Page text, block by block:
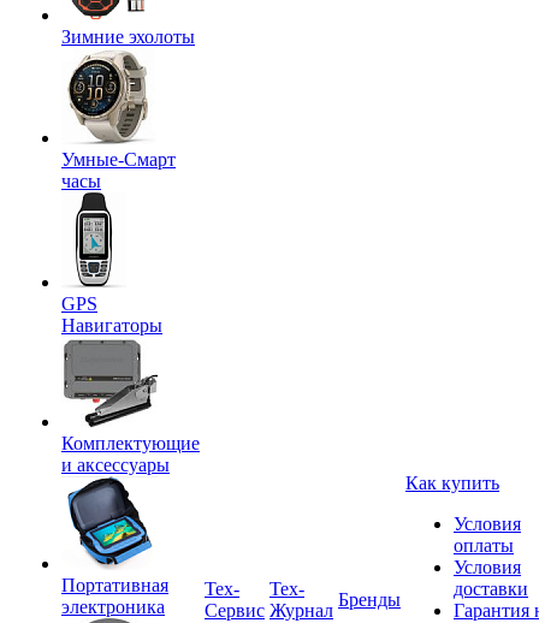
Зимние эхолоты
Умные-Смарт
часы
GPS
Навигаторы
Комплектующие
и аксессуары
Портативная
электроника
Tex-
Сервис
Тех-
Журнал
Бренды
Как купить
Условия
оплаты
Условия
доставки
Гарантия